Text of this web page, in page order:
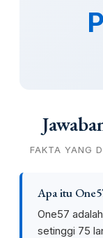
FAKTA YANG
Apa itu
One57
setinggi 75